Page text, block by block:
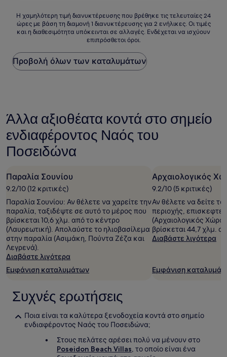
χαμηλότερη
τιμή
που
βρέθηκε
τις
βάση
τη
διαμονή
διανυκτέρευσης
ενήλικες.
Οι
τιμές
και
η
διαθεσιμότητα
υπόκεινται
σε
αλλαγές.
Ενδέχεται
να
επιπρόσθετοι
όροι.
Η χαμηλότερη τιμή διανυκτέρευσης που βρέθηκε τις τελευταίες 24
ώρες με βάση τη διαμονή 1 διανυκτέρευσης για 2 ενήλικες. Οι τιμές
και η διαθεσιμότητα υπόκεινται σε αλλαγές. Ενδέχεται να ισχύουν
επιπρόσθετοι όροι.
Προβολή όλων των καταλυμάτων
Άλλα αξιοθέατα κοντά στο σημείο
ενδιαφέροντος Ναός του
Ποσειδώνα
Παραλία Σουνίου
9.2/10 (12 κριτικές)
Παραλία Σουνίου: Αν θέλετε να χαρείτε την
παραλία, ταξιδέψτε σε αυτό το μέρος που
βρίσκεται 10,6 χλμ. από το κέντρο
(Λαυρεωτική). Απολαύστε το ηλιοβασίλεμα
στην παραλία (Ασιμάκη, Πούντα Ζέζα και
Λεγρενά).
Διαβάστε λιγότερα
Εμφάνιση καταλυμάτων
Αρχαιολογικός
9.2/10 (5 κριτικές)
Αν θέλετε να δείτε
περιοχής,
(Αρχαιολογικός
βρίσκεται 44,7 χλμ.
Διαβάστε λιγότερα
Εμφάνιση
Συχνές ερωτήσεις
Ποια είναι τα καλύτερα ξενοδοχεία κοντά στο σημείο
ενδιαφέροντος Ναός του Ποσειδώνα;
Στους πελάτες αρέσει πολύ να μένουν στο
Poseidon Beach Villas, το οποίο είναι ένα